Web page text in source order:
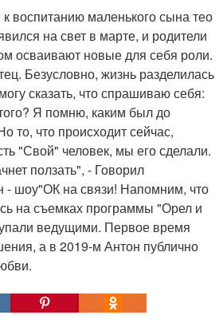
воспитанию маленького сына тео
на свет в марте, и родители
осваивают новые для себя роли.
Безусловно, жизнь разделилась
сказать, что спрашиваю себя:
Я помню, каким был до
то, что происходит сейчас,
"Свой" человек, мы его сделали.
ползать", - Говорил
- шоу"ОК на связи! Напомним, что
на съемках программы "Орел и
ведущими. Первое время
а в 2019-м Антон публично